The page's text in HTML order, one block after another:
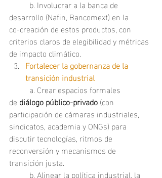
desarrollo (Nafin, Bancomext) en la
co‑creación de estos productos, con
criterios claros de elegibilidad y métricas
de impacto climático.
Fortalecer la gobernanza de la
transición industrial
de diálogo público‑privado (con
participación de cámaras industriales,
sindicatos, academia y ONGs) para
discutir tecnologías, ritmos de
reconversión y mecanismos de
transición justa.